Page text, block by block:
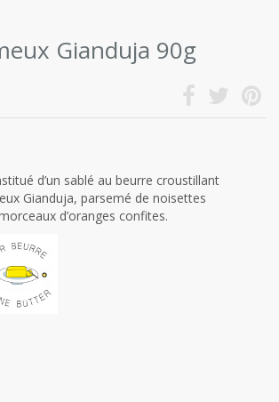
Gianduja 90g
d’un sablé au beurre croustillant
Gianduja, parsemé de noisettes
d’oranges confites.